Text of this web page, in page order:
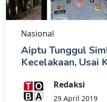
Nasional
Aiptu Tunggul
Kecelakaan, Usai
Redaksi
29 April 2019